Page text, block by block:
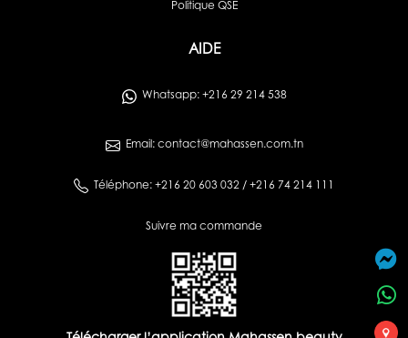
Politique QSE
AIDE
Whatsapp: +216 29 214 538
Email: contact@mahassen.com.tn
Téléphone: +216 20 603 032 / +216 74 214 111
Suivre ma commande